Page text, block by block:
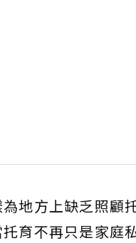
地方上缺乏照顧
育不再只是家庭